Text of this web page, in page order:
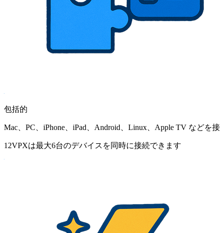
包括的
Mac、PC、iPhone、iPad、Android、Linux、Apple TV などを
12VPXは最大6台のデバイスを同時に接続できます